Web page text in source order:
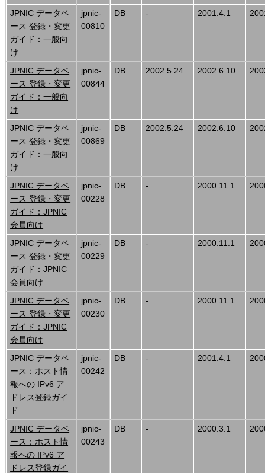
JPNIC データベ
ース 登録・変更
ガイド：一般向
け
jpnic-
00810
DB - 2001.4.1
JPNIC データベ
ース 登録・変更
ガイド：一般向
け
jpnic-
00844
DB 2002.5.24 2002.6.10
JPNIC データベ
ース 登録・変更
ガイド：一般向
け
jpnic-
00869
DB 2002.5.24 2002.6.10
JPNIC データベ
ース 登録・変更
ガイド：JPNIC
会員向け
jpnic-
00228
DB - 2000.11.1
JPNIC データベ
ース 登録・変更
ガイド：JPNIC
会員向け
jpnic-
00229
DB - 2000.11.1
JPNIC データベ
ース 登録・変更
ガイド：JPNIC
会員向け
jpnic-
00230
DB - 2000.11.1
JPNIC データベ
ース：ホスト情
報への IPv6 ア
ドレス登録ガイ
ド
jpnic-
00242
DB - 2001.4.1
JPNIC データベ
ース：ホスト情
報への IPv6 ア
ドレス登録ガイ
jpnic-
00243
DB - 2000.3.1